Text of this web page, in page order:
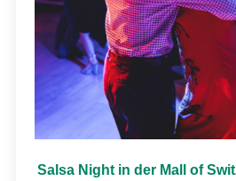
Salsa Night in der Mall of